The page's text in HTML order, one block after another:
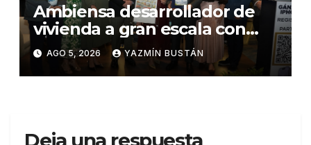
Ambiensa desarrollador de
vivienda a gran escala con
estándares internacionales
de sostenibilidad
AGO 5, 2026 YAZMÍN BUSTÁN
Deja una respuesta